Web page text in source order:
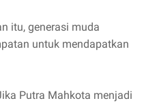
itu, generasi muda
untuk mendapatkan
Putra Mahkota menjadi